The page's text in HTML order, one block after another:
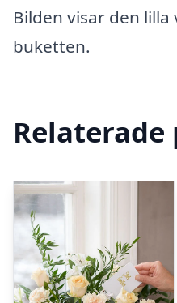
Bilden visar den
buketten.